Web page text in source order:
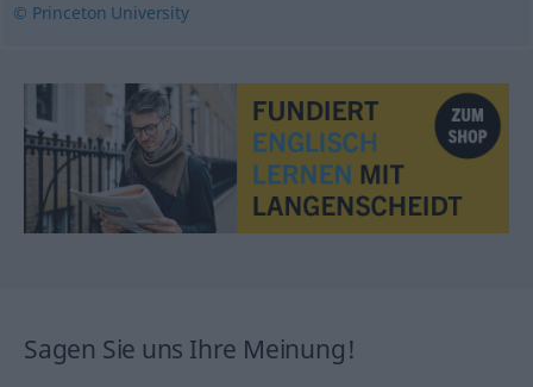
© Princeton University
Sagen Sie uns Ihre Meinung!